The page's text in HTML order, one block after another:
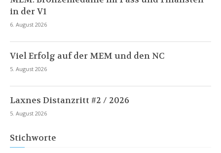
in der V1
6. August 2026
Viel Erfolg auf der MEM und den NC
5. August 2026
Laxnes Distanzritt #2 / 2026
5. August 2026
Stichworte